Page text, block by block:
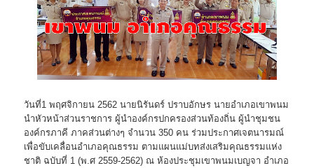
วันที่1 พฤศจิกายน 2562 นายนิรันดร์ ปราบอักษร นายอำเภอเขาพนม
นำหัวหน้าส่วนราชการ ผู้นำองค์กรปกครองส่วนท้องถิ่น ผู้นำชุมชน
องค์กรภาคี ภาคส่วนต่างๆ จำนวน 350 คน ร่วมประกาศเจตนารมณ์
เพื่อขับเคลื่อนอำเภอคุณธรรม ตามแผนแม่บทส่งเสริมคุณธรรมแห่ง
ชาติ ฉบับที่ 1 (พ.ศ 2559-2562) ณ ห้องประชุมเขาพนมเบญจา อำเภอ